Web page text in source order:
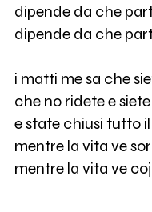
dipende da che
dipende da che
i matti me sa che
che no ridete e
e state chiusi tutto
mentre la vita ve
mentre la vita ve